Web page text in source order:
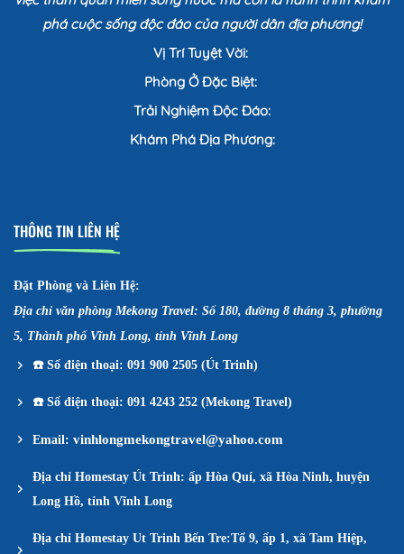
phá cuộc sống độc đáo của người dân địa phương!
Vị Trí Tuyệt Vời:
Phòng Ở Đặc Biệt:
Trải Nghiệm Độc Đáo:
Khám Phá Địa Phương:
THÔNG TIN LIÊN HỆ
Đặt Phòng và Liên Hệ:
Địa chỉ văn phòng Mekong Travel: Số 180, đường 8 tháng 3, phường
5, Thành phố Vĩnh Long, tỉnh Vĩnh Long
☎️Số điện thoại: 091 900 2505 (Út Trinh)
☎️Số điện thoại: 091 4243 252 (Mekong Travel)
Email: vinhlongmekongtravel@yahoo.com
Địa chỉ Homestay Út Trinh: ấp Hòa Quí, xã Hòa Ninh, huyện
Long Hồ, tỉnh Vĩnh Long
Địa chỉ Homestay Ut Trinh Bến Tre:Tổ 9, ấp 1, xã Tam Hiệp,